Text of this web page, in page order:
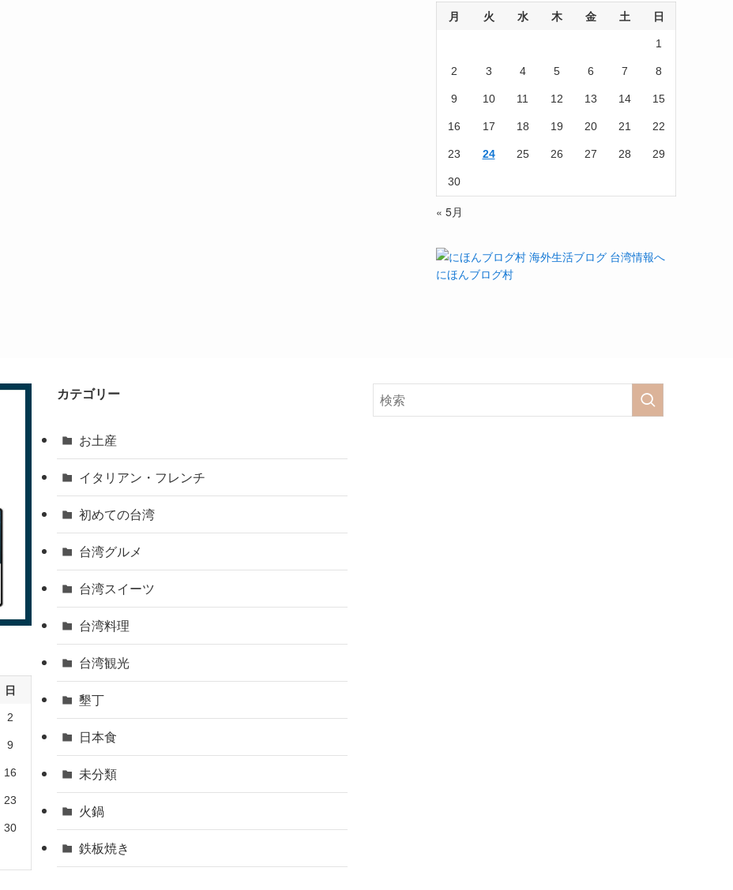
月 火 水 木 金 土 日
1
2 3 4 5 6 7 8
9 10 11 12 13 14 15
16 17 18 19 20 21 22
23 24 25 26 27 28 29
30
« 5月
にほんブログ村
日
2
9
16
23
30
カテゴリー
お土産
イタリアン・フレンチ
初めての台湾
台湾グルメ
台湾スイーツ
台湾料理
台湾観光
墾丁
日本食
未分類
火鍋
鉄板焼き